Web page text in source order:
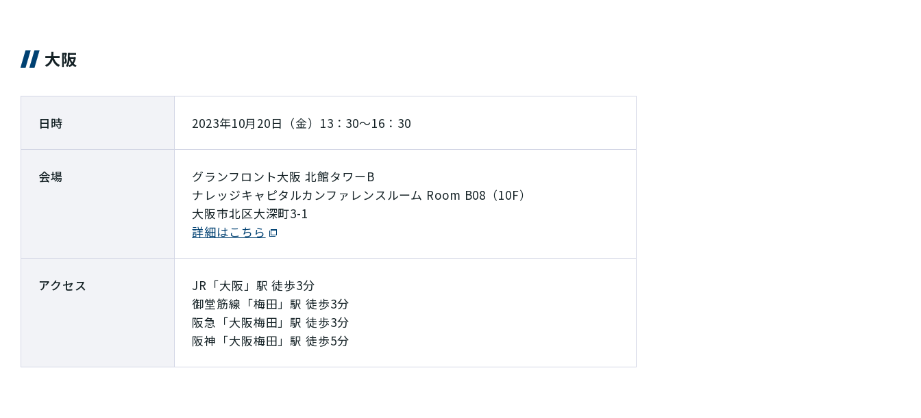
大阪
日時 2023年10月20日（金）13：30～16：30
会場
グランフロント大阪 北館タワーB
ナレッジキャピタルカンファレンスルーム Room B08（10F）
大阪市北区大深町3-1
詳細はこちら
アクセス
JR「大阪」駅 徒歩3分
御堂筋線「梅田」駅 徒歩3分
阪急「大阪梅田」駅 徒歩3分
阪神「大阪梅田」駅 徒歩5分